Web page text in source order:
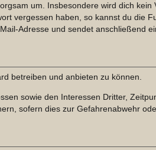
um. Insbesondere wird dich kein
vergessen haben, so kannst du die
Adresse und sendet anschließend
betreiben und anbieten zu können.
sowie den Interessen Dritter,
sofern dies zur Gefahrenabwehr